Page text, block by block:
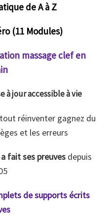
de A à Z
(11 Modules)
massage clef en
à jour accessible à vie
réinventer gagnez du
et les erreurs
fait ses preuves depuis
de supports écrits